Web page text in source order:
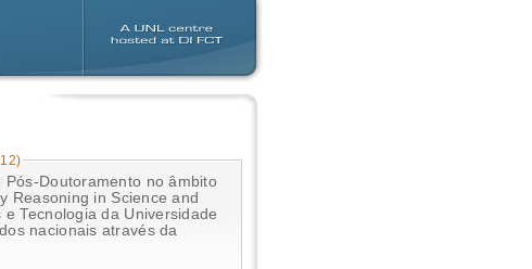
Doutoramento no âmbito
Reasoning in Science and
Tecnologia da Universidade